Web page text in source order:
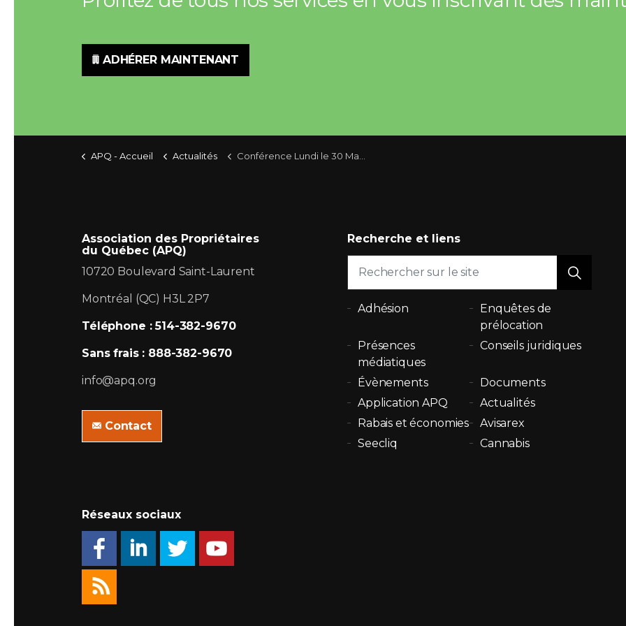
ADHÉRER MAINTENANT
APQ - Accueil Actualités Conférence Lundi le 30 Mars 2015 : Sécurité incendie dans les immeubles locatifs
Association des Propriétaires
du Québec (APQ)
10720 Boulevard Saint-Laurent
Montréal (QC) H3L 2P7
Téléphone : 514-382-9670
Sans frais : 888-382-9670
info@apq.org
Contact
Recherche et liens
Adhésion
Enquêtes de
prélocation
Présences
médiatiques
Conseils juridiques
Évènements
Documents
Application APQ
Actualités
Rabais et économies
Avisarex
Seecliq
Cannabis
Réseaux sociaux